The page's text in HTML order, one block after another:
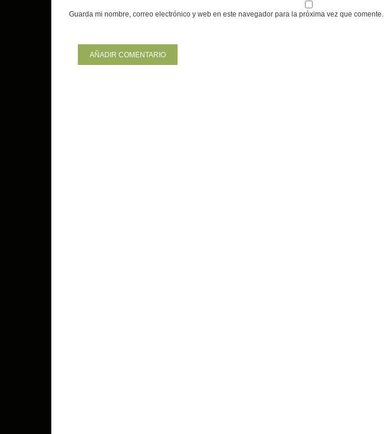
Guarda mi nombre, correo electrónico y web en este navegador para la próxima vez que comente.